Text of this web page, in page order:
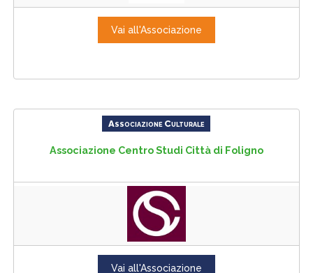
Vai all'Associazione
Associazione Culturale
Associazione Centro Studi Città di Foligno
Vai all'Associazione